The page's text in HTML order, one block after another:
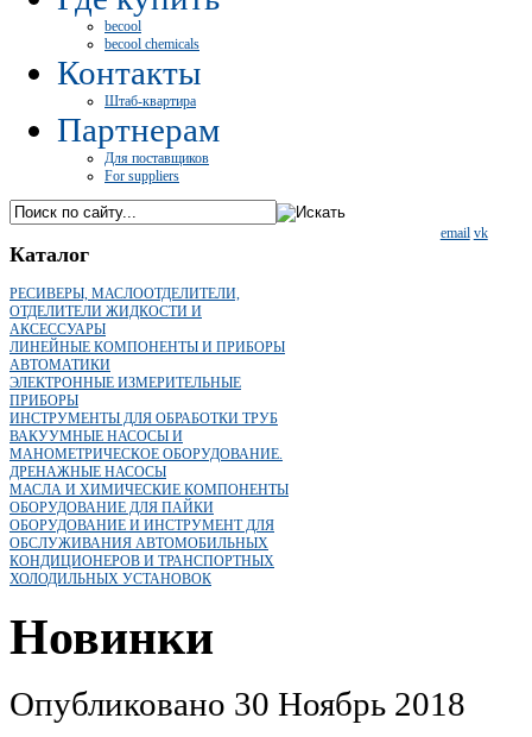
becool
becool chemicals
Контакты
Штаб-квартира
Партнерам
Для поставщиков
For suppliers
email vk
Каталог
РЕСИВЕРЫ, МАСЛООТДЕЛИТЕЛИ,
ОТДЕЛИТЕЛИ ЖИДКОСТИ И
АКСЕССУАРЫ
ЛИНЕЙНЫЕ КОМПОНЕНТЫ И ПРИБОРЫ
АВТОМАТИКИ
ЭЛЕКТРОННЫЕ ИЗМЕРИТЕЛЬНЫЕ
ПРИБОРЫ
ИНСТРУМЕНТЫ ДЛЯ ОБРАБОТКИ ТРУБ
ВАКУУМНЫЕ НАСОСЫ И
МАНОМЕТРИЧЕСКОЕ ОБОРУДОВАНИЕ.
ДРЕНАЖНЫЕ НАСОСЫ
МАСЛА И ХИМИЧЕСКИЕ КОМПОНЕНТЫ
ОБОРУДОВАНИЕ ДЛЯ ПАЙКИ
ОБОРУДОВАНИЕ И ИНСТРУМЕНТ ДЛЯ
ОБСЛУЖИВАНИЯ АВТОМОБИЛЬНЫХ
КОНДИЦИОНЕРОВ И ТРАНСПОРТНЫХ
ХОЛОДИЛЬНЫХ УСТАНОВОК
Новинки
Опубликовано 30 Ноябрь 2018